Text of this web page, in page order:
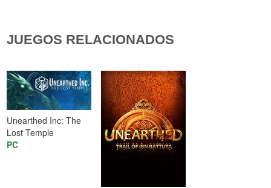
JUEGOS RELACIONADOS
Unearthed Inc: The
Lost Temple
PC